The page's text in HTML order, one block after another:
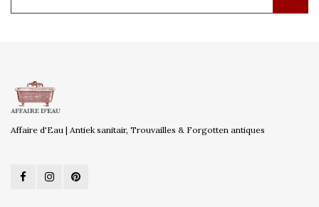
Affaire d'Eau | Antiek sanitair, Trouvailles & Forgotten antiques